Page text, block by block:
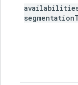
segmentation